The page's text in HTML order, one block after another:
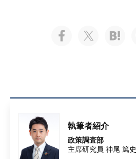
執筆者紹介
政策調査部
主席研究員 神尾 篤史